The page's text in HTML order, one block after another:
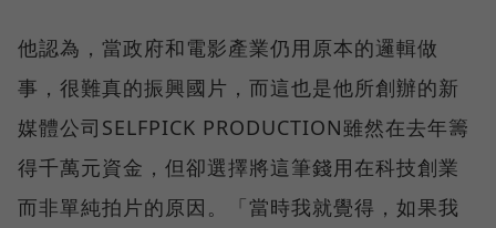
他認為，當政府和電影產業仍用原本的邏輯做
事，很難真的振興國片，而這也是他所創辦的新
媒體公司SELFPICK PRODUCTION雖然在去年籌
得千萬元資金，但卻選擇將這筆錢用在科技創業
而非單純拍片的原因。「當時我就覺得，如果我